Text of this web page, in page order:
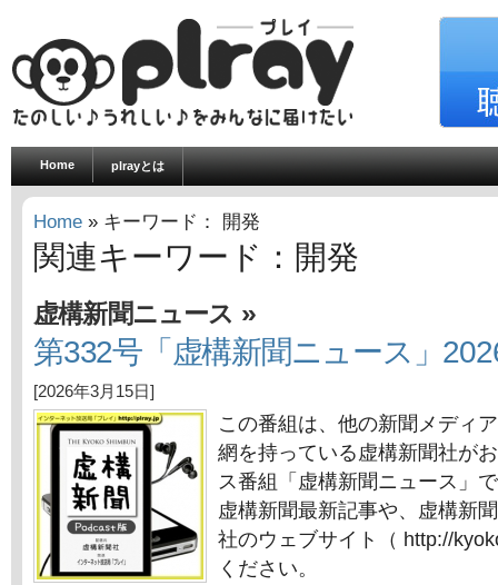
Home plrayとは
Home » キーワード： 開発
関連キーワード：開発
虚構新聞ニュース »
第332号「虚構新聞ニュース」
[2026年3月15日]
この番組は、他の新聞メディ
網を持っている虚構新聞社が
ス番組「虚構新聞ニュース」
虚構新聞最新記事や、虚構新
社のウェブサイト（ http://
ください。